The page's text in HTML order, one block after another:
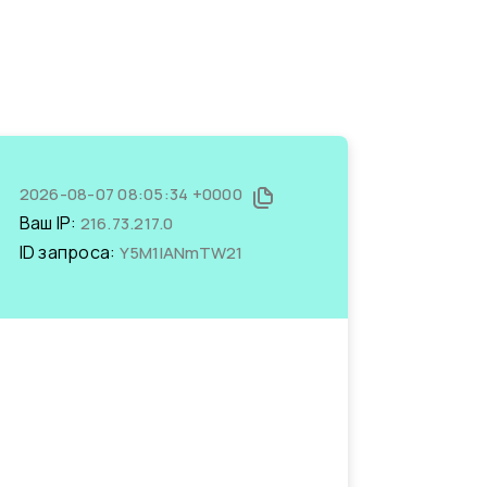
2026-08-07 08:05:34 +0000
Ваш IP: 216.73.217.0
ID запроса: Y5M1IANmTW21